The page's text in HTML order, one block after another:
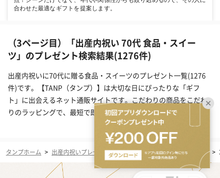
合わせた最適なギフトを提案します。
（3ページ目）「出産内祝い 70代 食品・スイー
ツ」のプレゼント検索結果(1276件)
出産内祝いに70代に贈る食品・スイーツのプレゼント一覧(1276
件)です。【TANP（タンプ）】は大切な日にぴったりな「ギフ
ト」に出会えるネット通販サイトです。こだわりの商品をこだわ
りのラッピングで、最短で即日発送にてご対応いたします。
タンプホーム > 出産内祝いプレゼント・ギフト > 70代 > 食品・スイーツ >